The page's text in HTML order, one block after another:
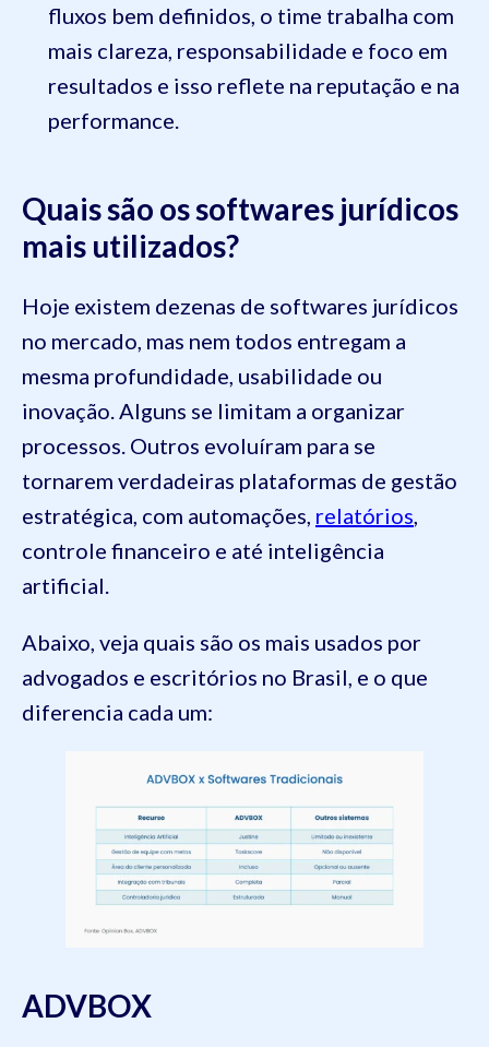
fluxos bem definidos, o time trabalha com
mais clareza, responsabilidade e foco em
resultados e isso reflete na reputação e na
performance.
Quais são os softwares jurídicos
mais utilizados?
Hoje existem dezenas de softwares jurídicos
no mercado, mas nem todos entregam a
mesma profundidade, usabilidade ou
inovação. Alguns se limitam a organizar
processos. Outros evoluíram para se
tornarem verdadeiras plataformas de gestão
estratégica, com automações, relatórios
controle financeiro e até inteligência
artificial.
Abaixo, veja quais são os mais usados por
advogados e escritórios no Brasil, e o que
diferencia cada um:
ADVBOX